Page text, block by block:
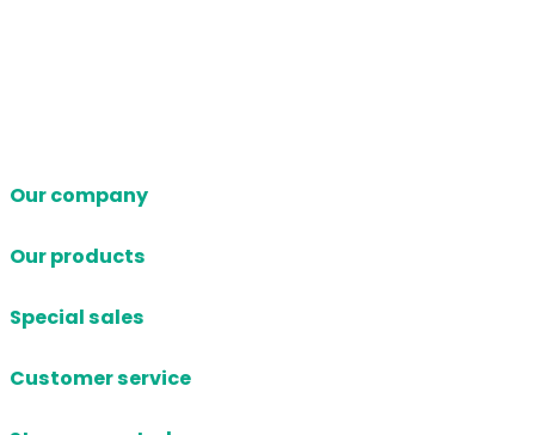
Our company
Our products
Special sales
Customer service